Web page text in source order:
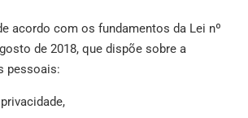
acordo com os fundamentos da Lei nº
de 2018, que dispõe sobre a
pessoais: